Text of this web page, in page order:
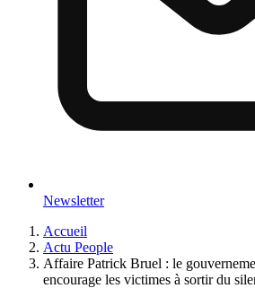
Newsletter
Accueil
Actu People
Affaire Patrick Bruel : le
encourage les victimes à sortir du